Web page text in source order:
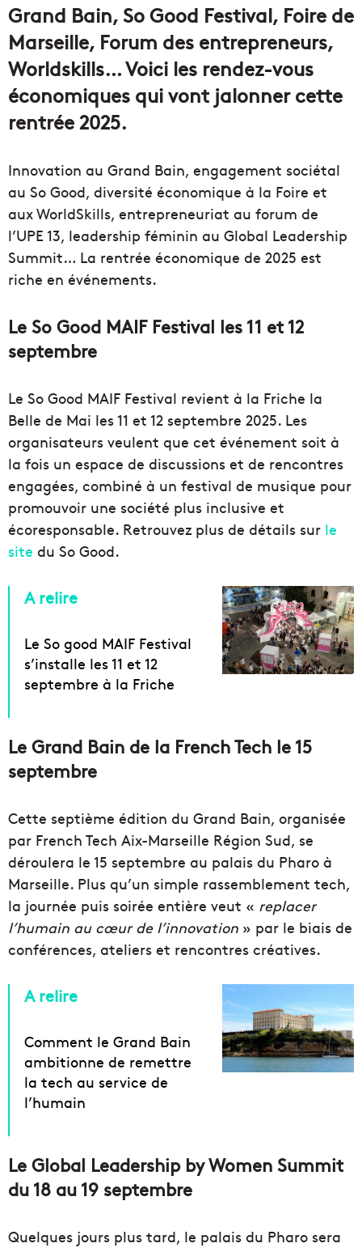
Grand Bain, So Good Festival, Foire de
Marseille, Forum des entrepreneurs,
Worldskills… Voici les rendez-vous
économiques qui vont jalonner cette
rentrée 2025.
Innovation au Grand Bain, engagement sociétal
au So Good, diversité économique à la Foire et
aux WorldSkills, entrepreneuriat au forum de
l’UPE 13, leadership féminin au Global Leadership
Summit… La rentrée économique de 2025 est
riche en événements.
Le So Good MAIF Festival les 11 et 12
septembre
Le So Good MAIF Festival revient à la Friche la
Belle de Mai les 11 et 12 septembre 2025. Les
organisateurs veulent que cet événement soit à
la fois un espace de discussions et de rencontres
engagées, combiné à un festival de musique pour
promouvoir une société plus inclusive et
écoresponsable. Retrouvez plus de détails sur le
site du So Good.
A relire
Le So good MAIF Festival
s’installe les 11 et 12
septembre à la Friche
Le Grand Bain de la French Tech le 15
septembre
Cette septième édition du Grand Bain, organisée
par French Tech Aix-Marseille Région Sud, se
déroulera le 15 septembre au palais du Pharo à
Marseille. Plus qu’un simple rassemblement tech,
la journée puis soirée entière veut « replacer
l’humain au cœur de l’innovation » par le biais de
conférences, ateliers et rencontres créatives.
A relire
Comment le Grand Bain
ambitionne de remettre
la tech au service de
l’humain
Le Global Leadership by Women Summit
du 18 au 19 septembre
Quelques jours plus tard, le palais du Pharo sera